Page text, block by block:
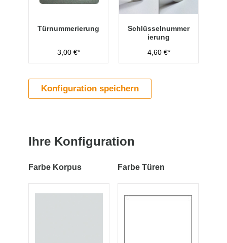
Türnummerierung
3,00 €*
Schlüsselnummer
ierung
4,60 €*
Konfiguration speichern
Ihre Konfiguration
Farbe Korpus Farbe Türen